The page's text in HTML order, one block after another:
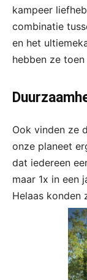
kampeer
combinatie
en het
hebben ze
Ook vinden ze
onze planeet
dat iedereen
maar 1x in een
Helaas konden